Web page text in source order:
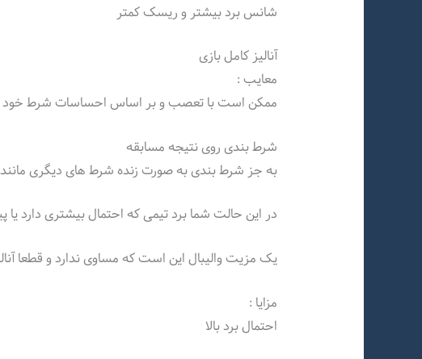
شانس برد بیشتر و ریسک کمتر
آنالیز کامل بازی
معایب :
ممکن است با تعصب و بر اساس احساسات شرط خود
شرط بندی روی نتیجه مسابقه
به جز شرط بندی به صورت زنده شرط های دیگری
در این حالت شما برد تیمی که احتمال بیشتری دارد
یک مزیت والیبال این است که مساوی ندارد و قطعا
مزایا :
احتمال برد بالا